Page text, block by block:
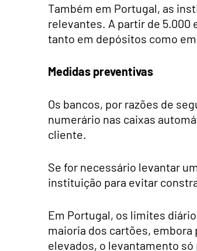
Também em Portugal, as
relevantes. A partir de 5.000
tanto em depósitos como
Medidas preventivas
Os bancos, por razões de
numerário nas caixas
cliente.
Se for necessário levantar
instituição para evitar
Em Portugal, os limites
maioria dos cartões,
elevados, o levantamento só